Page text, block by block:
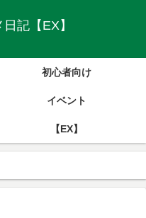
記【EX】
初心者向け
イベント
【EX】